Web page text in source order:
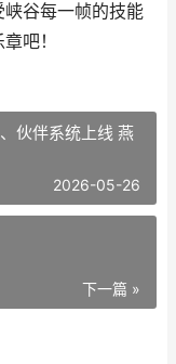
谷每一帧的技能
吧！
伙伴系统上线 燕
2026-05-26
下一篇 »